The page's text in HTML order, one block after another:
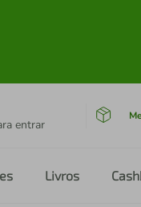
entrar
Livros